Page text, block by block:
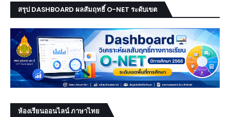
สรุป DASHBOARD ผลสัมฤทธิ์ O-NET ระดับเขต
ห้องเรียนออนไลน์ ภาษาไทย